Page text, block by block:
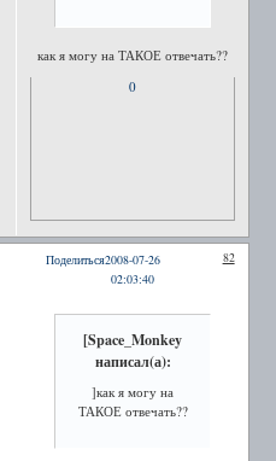
как я могу на ТАКОЕ отвечать??
0
Поделиться 82
2008-07-26
02:03:40
[Space_Monkey
написал(а):
]как я могу на
ТАКОЕ отвечать??